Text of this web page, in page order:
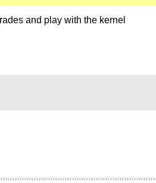
and play with the kernel